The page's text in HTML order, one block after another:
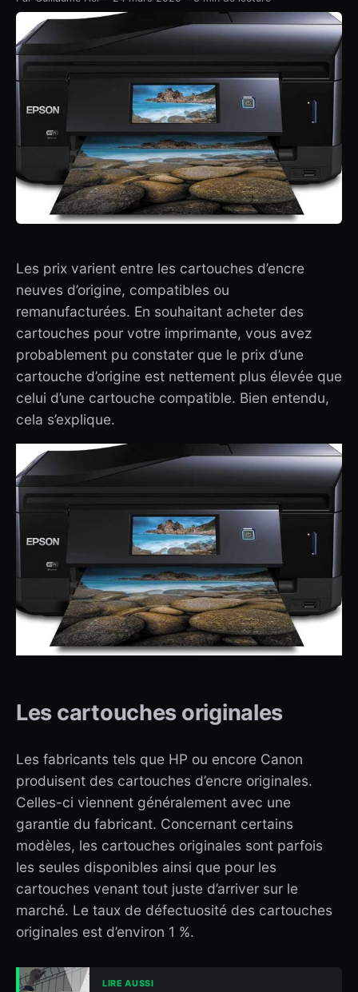
Les prix varient entre les cartouches d’encre
neuves d’origine, compatibles ou
remanufacturées. En souhaitant acheter des
cartouches pour votre imprimante, vous avez
probablement pu constater que le prix d’une
cartouche d’origine est nettement plus élevée que
celui d’une cartouche compatible. Bien entendu,
cela s’explique.
Les cartouches originales
Les fabricants tels que HP ou encore Canon
produisent des cartouches d’encre originales.
Celles-ci viennent généralement avec une
garantie du fabricant. Concernant certains
modèles, les cartouches originales sont parfois
les seules disponibles ainsi que pour les
cartouches venant tout juste d’arriver sur le
marché. Le taux de défectuosité des cartouches
originales est d’environ 1 %.
LIRE AUSSI